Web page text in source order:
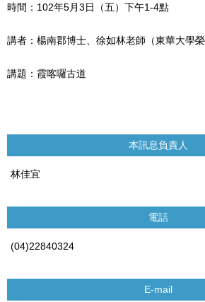
時間：102年5月3日（五）下午1-4點
講者：楊南郡博士、徐如林老師（東華大學榮
講題：霞喀囉古道
本訊息負責人
林佳宜
電話
(04)22840324
E-mail